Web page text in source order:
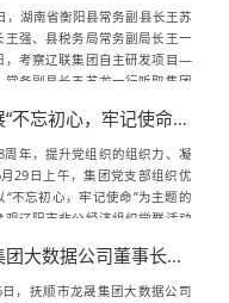
，湖南省衡阳县常务副县长王苏
王强、县税务局常务副局长王一
，考察辽联集团自主研发项目—
常务副县长王苏龙一行听取集团
、总经理郝鹍、财...
辽联集团开展“不忘初心，牢记使命” 主题党日活动
周年，提升党组织的组织力、凝
29日上午，集团党支部组织优
不忘初心，牢记使命”为主题的
观辽阳市非公经济组织党群活动
实地考察。“不忘...
抚顺市龙晟集团大数据公司董事长罗英男一行莅临辽联集团考察财源大数据项目
，抚顺市龙晟集团大数据公司